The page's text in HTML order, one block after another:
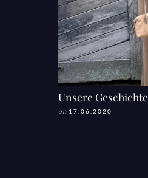
Unsere Geschichte
on 17.06.2020